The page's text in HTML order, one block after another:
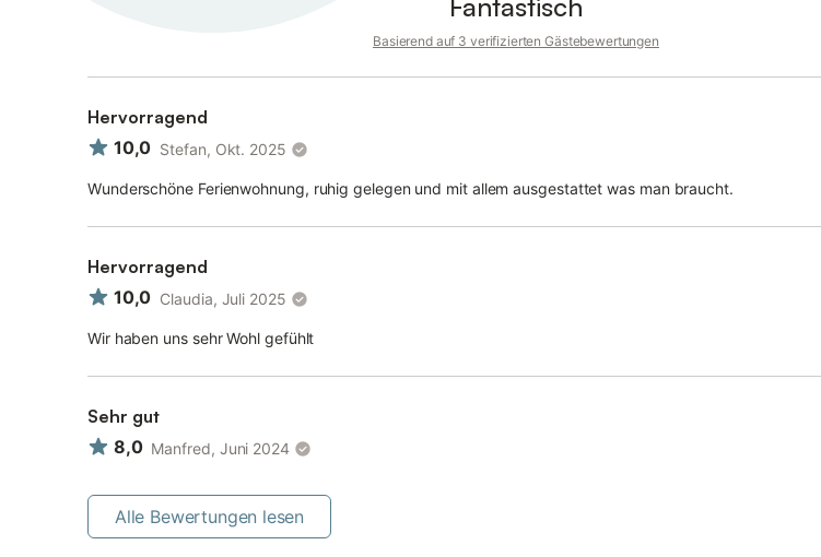
Fantastisch
Basierend auf 3 verifizierten Gästebewertungen
Hervorragend
10,0 Stefan, Okt. 2025
Wunderschöne Ferienwohnung, ruhig gelegen und mit allem ausgestattet was man braucht.
Hervorragend
10,0 Claudia, Juli 2025
Wir haben uns sehr Wohl gefühlt
Sehr gut
8,0 Manfred, Juni 2024
Alle Bewertungen lesen